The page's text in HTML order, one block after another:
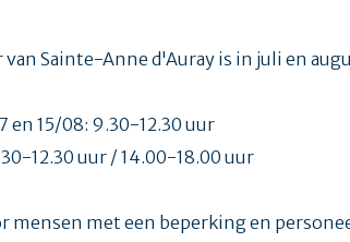
Sainte-Anne d'Auray is in juli en
en 15/08: 9.30-12.30 uur
12.30 uur / 14.00-18.00 uur
mensen met een beperking en